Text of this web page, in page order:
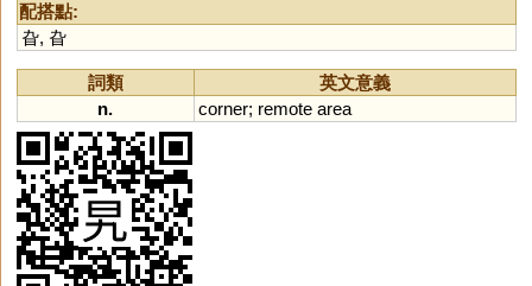
配搭點:
旮, 旮
詞類
英文意義
n.
corner; remote area